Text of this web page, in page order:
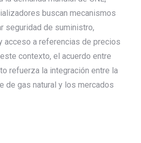
buscan mecanismos
seguridad de suministro,
acceso a referencias de precios
contexto, el acuerdo entre
refuerza la integración entre la
de gas natural y los mercados